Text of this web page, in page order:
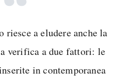
riesce a eludere anche la
verifica a due fattori: le
in contemporanea